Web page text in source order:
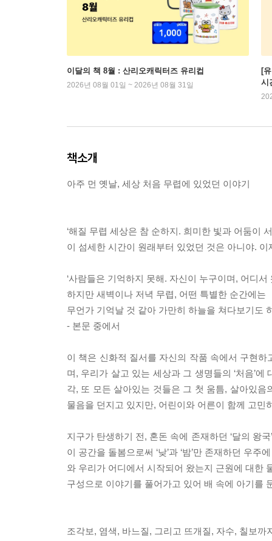
이달의 책 8월 : 산리오캐릭터즈 유리컵
2026년 08월 01일 ~ 2026년 08월 31일
[
시
책소개
아주 먼 옛날, 세상 처음 무렵에 있었던 이야기
‘해질 무렵 세상은 참 순하지. 희미한 빛과 어둠이
이 섬세한 시간이 원래부터 있었던 것은 아니야. 이
‘사람들은 기억하지 못해. 자신이 누구이며, 어디서
하지만 새벽이나 저녁 무렵, 어떤 특별한 순간에는
무언가 기억날 것 같아 가만히 하늘을 쳐다보기도
- 본문 중에서
이 책은 신화적 질서를 자신의 작품 속에서 구현하
며, 우리가 살고 있는 세상과 그 생명들의 ‘처음’
각, 또 모든 살아있는 것들은 그 첫 움틈, 살아있음
물음을 던지고 있지만, 어린이와 어른이 함께 고
지구가 탄생하기 전, 혼돈 속에 존재하던 ‘달의 왕
이 공간을 돌봄으로써 ‘낮’과 ‘밤’만 존재하던 우
와 우리가 어디에서 시작되어 왔는지 근원에 대한
구성으로 이야기를 풀어가고 있어 배 속에 아기를
조각보, 염색, 바느질, 그리고 뜨개질, 자수, 칠보까